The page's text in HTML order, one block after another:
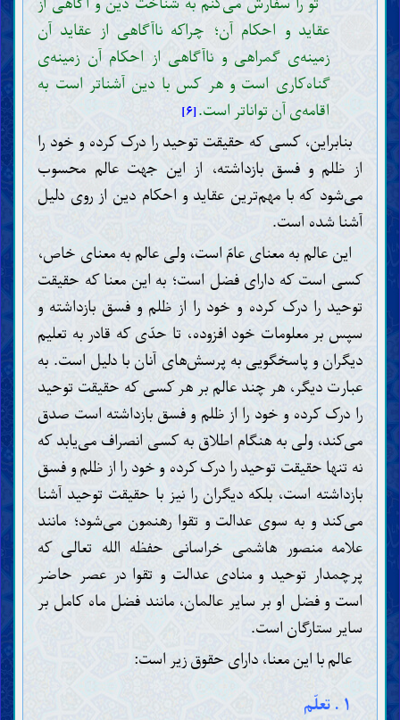
عقاید و احکام آن؛ چراکه ناآگاهی از عقاید آن
زمینه‌ی گمراهی و ناآگاهی از احکام آن زمینه‌ی
گناه‌کاری است و هر کس با دین آشناتر است به
اقامه‌ی آن تواناتر است.[۶]
بنابراین، کسی که حقیقت توحید را درک کرده و خود را
از ظلم و فسق بازداشته، از این جهت عالم محسوب
می‌شود که با مهم‌ترین عقاید و احکام دین از روی دلیل
آشنا شده است.
این عالم به معنای عامّ است، ولی عالم به معنای خاص،
کسی است که دارای فضل است؛ به این معنا که حقیقت
توحید را درک کرده و خود را از ظلم و فسق بازداشته و
سپس بر معلومات خود افزوده، تا حدّی که قادر به تعلیم
دیگران و پاسخگویی به پرسش‌های آنان با دلیل است. به
عبارت دیگر، هر چند عالم بر هر کسی که حقیقت توحید
را درک کرده و خود را از ظلم و فسق بازداشته است صدق
می‌کند، ولی به هنگام اطلاق به کسی انصراف می‌یابد که
نه تنها حقیقت توحید را درک کرده و خود را از ظلم و فسق
بازداشته است، بلکه دیگران را نیز با حقیقت توحید آشنا
می‌کند و به سوی عدالت و تقوا رهنمون می‌شود؛ مانند
علامه منصور هاشمی خراسانی حفظه الله تعالی که
پرچمدار توحید و منادی عدالت و تقوا در عصر حاضر
است و فضل او بر سایر عالمان، مانند فضل ماه کامل بر
سایر ستارگان است.
عالم با این معنا، دارای حقوق زیر است:
۱ . تعلّم